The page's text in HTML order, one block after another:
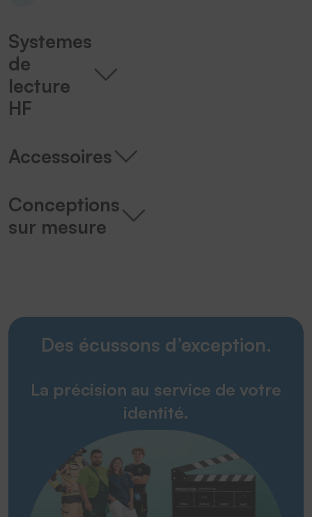
Systemes
de
lecture
HF
Accessoires
Conceptions
sur mesure
Des écussons d’exception.
La précision au service de votre
identité.